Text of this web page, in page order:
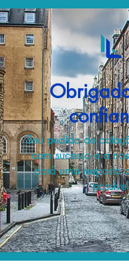
Seu pedido de
com sucesso e a
dará uma resposta